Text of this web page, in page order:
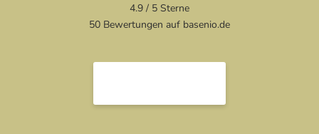
4.9 / 5 Sterne
50 Bewertungen auf basenio.de
öffnet in neuem Fenster